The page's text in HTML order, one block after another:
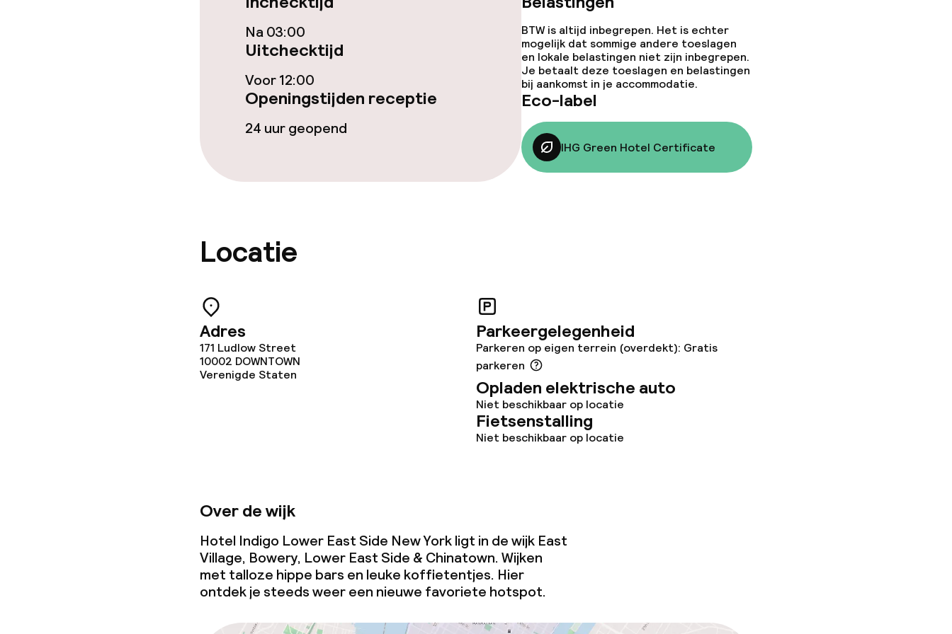
Wasservice
Conferentieruimte
Vergaderruimte
Beleid
Overal rookvrij
Kleine huisdieren toegestaan
(minder dan de 5 kg)
Na 03:00
Uitchecktijd
Voor 12:00
Openingstijden receptie
24 uur geopend
BTW is altijd inbegrepen. Het is echter
mogelijk dat sommige andere toeslagen
en lokale belastingen niet zijn inbegrepen.
Je betaalt deze toeslagen en belastingen
bij aankomst in je accommodatie.
Eco-label
IHG Green Hotel Certificate
Locatie
Adres
171 Ludlow Street
10002 DOWNTOWN
Verenigde Staten
Parkeergelegenheid
Parkeren op eigen terrein (overdekt): Gratis
parkeren
Opladen elektrische auto
Niet beschikbaar op locatie
Fietsenstalling
Niet beschikbaar op locatie
Over de wijk
Hotel Indigo Lower East Side New York ligt in de wijk East
Village, Bowery, Lower East Side & Chinatown. Wijken
met talloze hippe bars en leuke koffietentjes. Hier
ontdek je steeds weer een nieuwe favoriete hotspot.